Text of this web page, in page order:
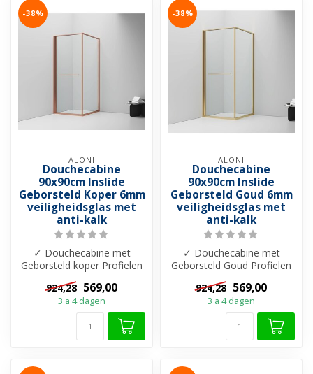
-38%
ALONI
Douchecabine
90x90cm Inslide
Geborsteld Koper 6mm
veiligheidsglas met
anti-kalk
✓ Douchecabine met
Geborsteld koper Profielen
✓ Douchedeur met schuif
functie - ...
924,28 569,00
3 a 4 dagen
-38%
ALONI
Douchecabine
90x90cm Inslide
Geborsteld Goud 6mm
veiligheidsglas met
anti-kalk
✓ Douchecabine met
Geborsteld Goud Profielen
✓ Douchedeur met schuif
functie - O...
924,28 569,00
3 a 4 dagen